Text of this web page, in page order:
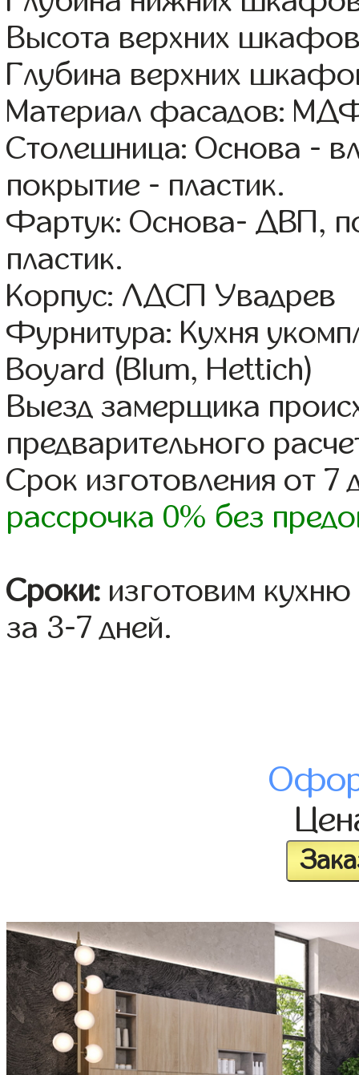
Высота верхних
Глубина верхних
Материал фасадов:
Столешница: Основа -
покрытие - пластик.
Фартук: Основа- ДВП,
пластик.
Корпус: ЛДСП Увадрев
Фурнитура: Кухня
Boyard (Blum, Hettich)
Выезд замерщика
предварительного
Срок изготовления от 7
рассрочка 0% без
Сроки: изготовим
за 3-7 дней.